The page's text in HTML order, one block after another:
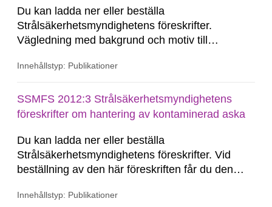
Du kan ladda ner eller beställa
Strålsäkerhetsmyndighetens föreskrifter.
Vägledning med bakgrund och motiv till
beställa den här publikationen i tryckt format?
tryckt format till självkostnadspris. Kommuner
och skolor kan du beställa upp till 50 tryckta...
Innehållstyp: Publikationer
SSMFS 2012:3 Strålsäkerhetsmyndighetens
föreskrifter om hantering av kontaminerad aska
Du kan ladda ner eller beställa
Strålsäkerhetsmyndighetens föreskrifter. Vid
beställning av den här föreskriften får du den
Konsoliderad version är en version av
Innehållstyp: Publikationer